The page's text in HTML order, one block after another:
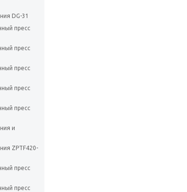
DG-31
пресс
пресс
пресс
пресс
пресс
и
ZPTF420-
пресс
пресс